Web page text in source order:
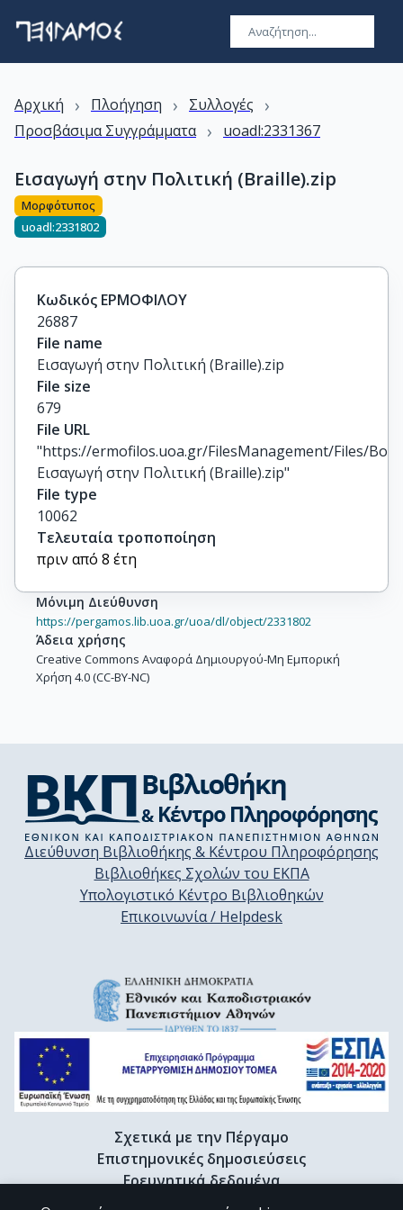
Αρχική › Πλοήγηση › Συλλογές ›
Προσβάσιμα Συγγράμματα › uoadl:2331367
Εισαγωγή στην Πολιτική (Braille).zip
Μορφότυπος
uoadl:2331802
Κωδικός ΕΡΜΟΦΙΛΟΥ
26887
File name
Εισαγωγή στην Πολιτική (Braille).zip
File size
679
File URL
"https://ermofilos.uoa.gr/FilesManagement/Files/
Εισαγωγή στην Πολιτική (Braille).zip"
File type
10062
Τελευταία τροποποίηση
πριν από 8 έτη
Μόνιμη Διεύθυνση
https://pergamos.lib.uoa.gr/uoa/dl/object/2331802
Άδεια χρήσης
Creative Commons Αναφορά Δημιουργού-Μη Εμπορική
Χρήση 4.0 (CC-BY-NC)
Διεύθυνση Βιβλιοθήκης & Κέντρου Πληροφόρησης
Βιβλιοθήκες Σχολών του ΕΚΠΑ
Υπολογιστικό Κέντρο Βιβλιοθηκών
Επικοινωνία / Helpdesk
Σχετικά με την Πέργαμο
Επιστημονικές δημοσιεύσεις
Ερευνητικά δεδομένα
Διδακτορικές διατριβές & Γκρίζα βιβλιογραφία